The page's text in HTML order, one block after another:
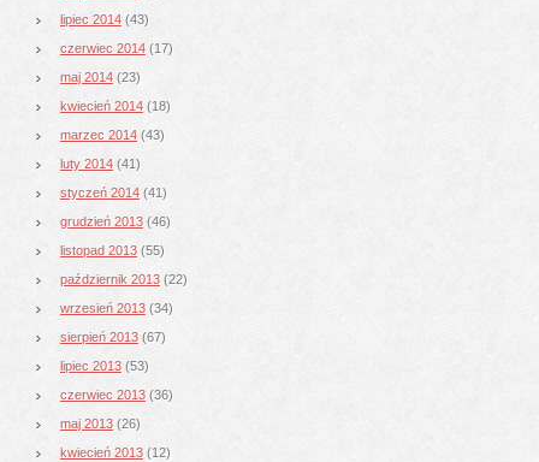
lipiec 2014 (43)
czerwiec 2014 (17)
maj 2014 (23)
kwiecień 2014 (18)
marzec 2014 (43)
luty 2014 (41)
styczeń 2014 (41)
grudzień 2013 (46)
listopad 2013 (55)
październik 2013 (22)
wrzesień 2013 (34)
sierpień 2013 (67)
lipiec 2013 (53)
czerwiec 2013 (36)
maj 2013 (26)
kwiecień 2013 (12)